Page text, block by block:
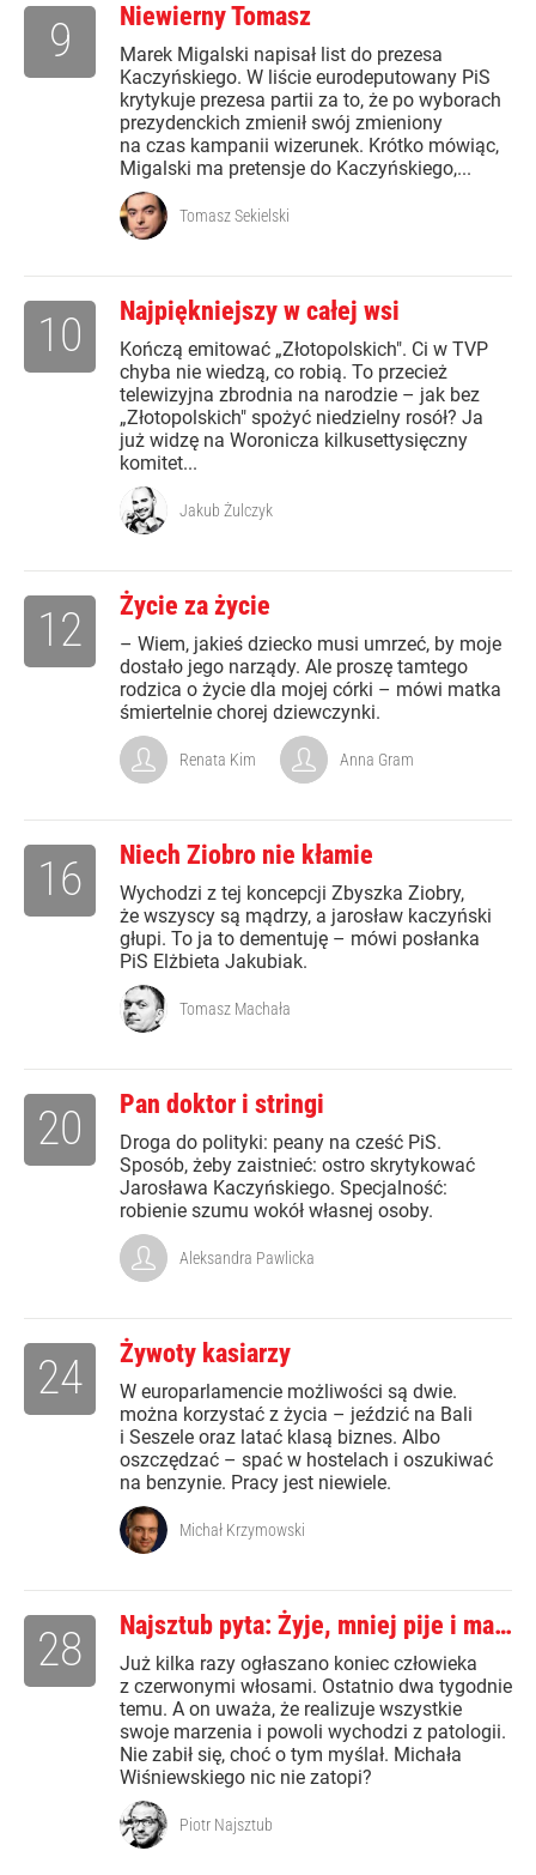
Niewierny Tomasz
Marek Migalski napisał list do prezesa
Kaczyńskiego. W liście eurodeputowany PiS
krytykuje prezesa partii za to, że po wyborach
prezydenckich zmienił swój zmieniony
na czas kampanii wizerunek. Krótko mówiąc,
Migalski ma pretensje do Kaczyńskiego,...
9
Tomasz Sekielski
Najpiękniejszy w całej wsi
Kończą emitować „Złotopolskich". Ci w TVP
chyba nie wiedzą, co robią. To przecież
telewizyjna zbrodnia na narodzie – jak bez
„Złotopolskich" spożyć niedzielny rosół? Ja
już widzę na Woronicza kilkusettysięczny
komitet...
10
Jakub Żulczyk
Życie za życie
– Wiem, jakieś dziecko musi umrzeć, by moje
dostało jego narządy. Ale proszę tamtego
rodzica o życie dla mojej córki – mówi matka
śmiertelnie chorej dziewczynki.
12
Renata Kim Anna Gram
Niech Ziobro nie kłamie
Wychodzi z tej koncepcji Zbyszka Ziobry,
że wszyscy są mądrzy, a jarosław kaczyński
głupi. To ja to dementuję – mówi posłanka
PiS Elżbieta Jakubiak.
16
Tomasz Machała
Pan doktor i stringi
Droga do polityki: peany na cześć PiS.
Sposób, żeby zaistnieć: ostro skrytykować
Jarosława Kaczyńskiego. Specjalność:
robienie szumu wokół własnej osoby.
20
Aleksandra Pawlicka
Żywoty kasiarzy
W europarlamencie możliwości są dwie.
można korzystać z życia – jeździć na Bali
i Seszele oraz latać klasą biznes. Albo
oszczędzać – spać w hostelach i oszukiwać
na benzynie. Pracy jest niewiele.
24
Michał Krzymowski
Najsztub pyta: Żyje, mniej pije i ma…
Już kilka razy ogłaszano koniec człowieka
z czerwonymi włosami. Ostatnio dwa tygodnie
temu. A on uważa, że realizuje wszystkie
swoje marzenia i powoli wychodzi z patologii.
Nie zabił się, choć o tym myślał. Michała
Wiśniewskiego nic nie zatopi?
28
Piotr Najsztub